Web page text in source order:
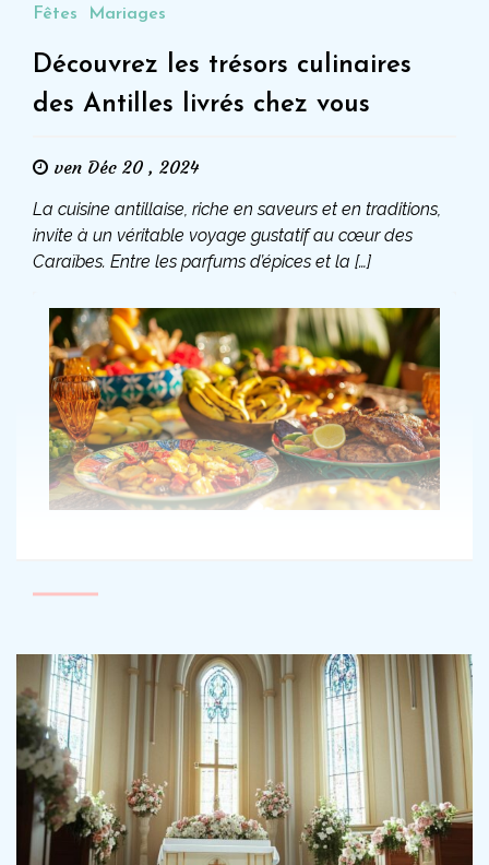
Fêtes Mariages
Découvrez les trésors culinaires
des Antilles livrés chez vous
ven Déc 20 , 2024
La cuisine antillaise, riche en saveurs et en traditions,
invite à un véritable voyage gustatif au cœur des
Caraïbes. Entre les parfums d’épices et la […]